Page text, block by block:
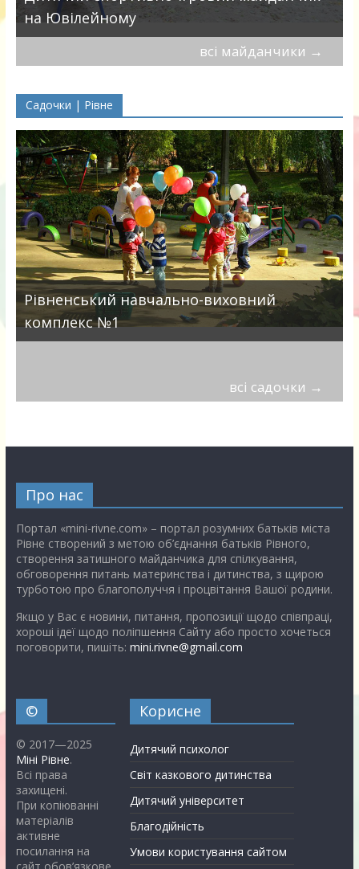
на Ювілейному
всі майданчики →
Садочки | Рівне
Рівненський навчально-виховний
комплекс №1
всі садочки →
Про нас
Портал «mini-rivne.com» – портал розумних батьків міста
Рівне створений з метою об’єднання батьків Рівного,
створення затишного майданчика для спілкування,
обговорення питань материнства і дитинства, з щирою
турботою про благополуччя і процвітання Вашої родини.
Якщо у Вас є новини, питання, пропозиції щодо співпраці,
хороші ідеї щодо поліпшення Сайту або просто хочеться
поговорити, пишіть: mini.rivne@gmail.com
©
© 2017—2025
Міні Рівне.
Всі права
захищені.
При копіюванні
матеріалів
активне
посилання на
сайт обов’язкове.
Корисне
Дитячий психолог
Світ казкового дитинства
Дитячий університет
Благодійність
Умови користування сайтом